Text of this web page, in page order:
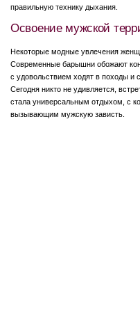
правильную технику дыхания.
Освоение мужской
Некоторые модные увлечения
Современные барышни обожают
с удовольствием ходят в походы и
Сегодня никто не удивляется,
стала универсальным отдыхом, с
вызывающим мужскую зависть.